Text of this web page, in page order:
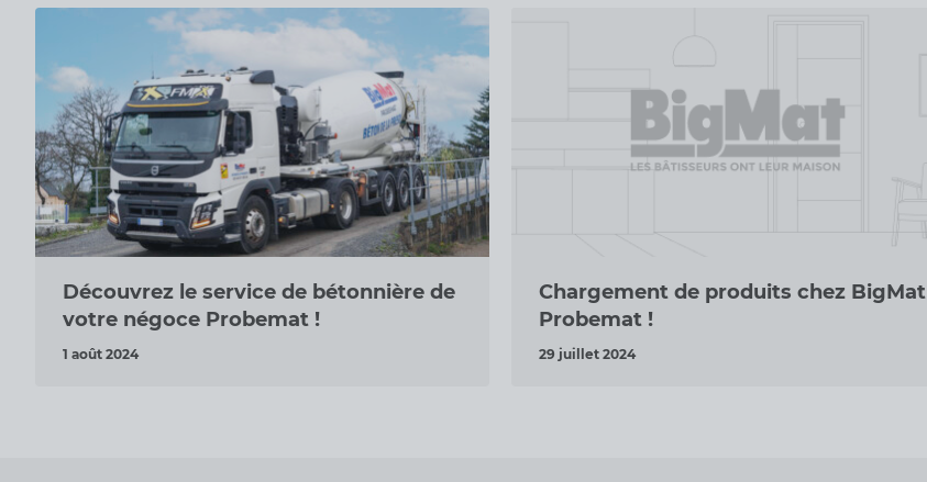
Découvrez le service de bétonnière de
votre négoce Probemat !
1 août 2024
Chargement de produits chez BigMat
Probemat !
29 juillet 2024